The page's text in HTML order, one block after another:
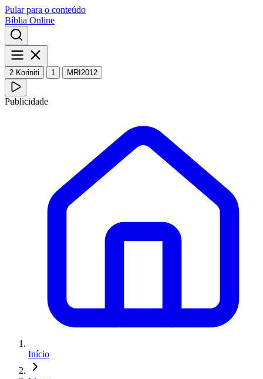
Pular para o conteúdo
Bíblia Online
2 Koriniti 1 MRI2012
Publicidade
Início